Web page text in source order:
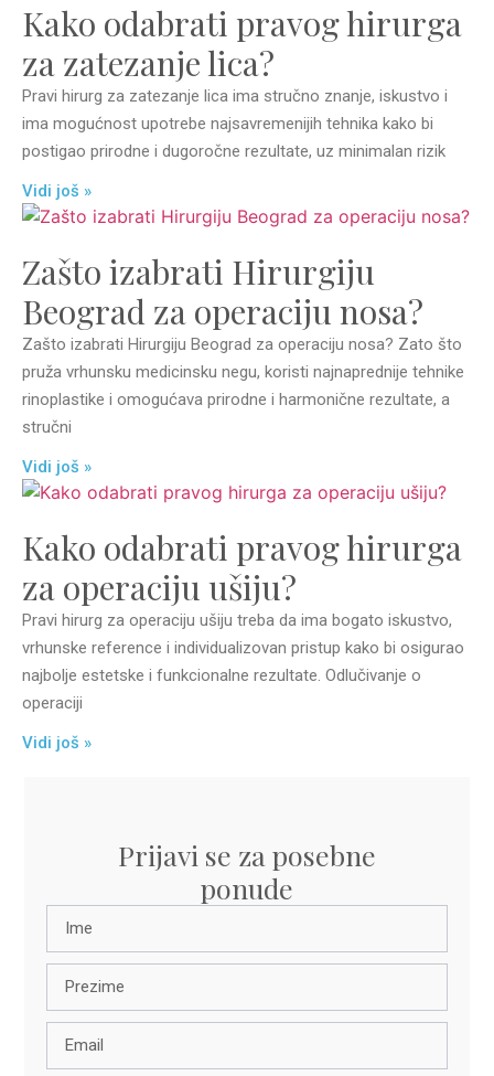
Kako odabrati pravog hirurga
za zatezanje lica?
Pravi hirurg za zatezanje lica ima stručno znanje, iskustvo i
ima mogućnost upotrebe najsavremenijih tehnika kako bi
postigao prirodne i dugoročne rezultate, uz minimalan rizik
Vidi još »
Zašto izabrati Hirurgiju
Beograd za operaciju nosa?
Zašto izabrati Hirurgiju Beograd za operaciju nosa? Zato što
pruža vrhunsku medicinsku negu, koristi najnaprednije tehnike
rinoplastike i omogućava prirodne i harmonične rezultate, a
stručni
Vidi još »
Kako odabrati pravog hirurga
za operaciju ušiju?
Pravi hirurg za operaciju ušiju treba da ima bogato iskustvo,
vrhunske reference i individualizovan pristup kako bi osigurao
najbolje estetske i funkcionalne rezultate. Odlučivanje o
operaciji
Vidi još »
Prijavi se za posebne
ponude